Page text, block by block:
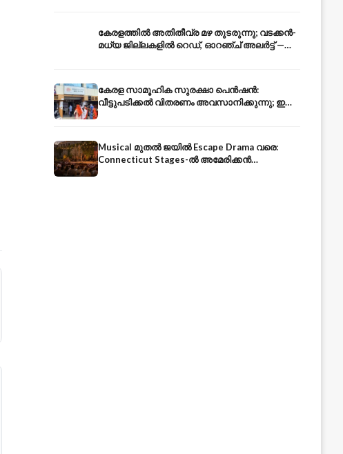
കേരളത്തിൽ അതിതീവ്ര മഴ തുടരുന്നു; വടക്കൻ-
മധ്യ ജില്ലകളിൽ റെഡ്, ഓറഞ്ച് അലർട്ട് —
കേരള സാമൂഹിക സുരക്ഷാ പെൻഷൻ:
വീട്ടുപടിക്കൽ വിതരണം അവസാനിക്കുന്നു; ഇനി
Musical മുതൽ ജയിൽ Escape Drama വരെ:
Connecticut Stages-ൽ അമേരിക്കൻ